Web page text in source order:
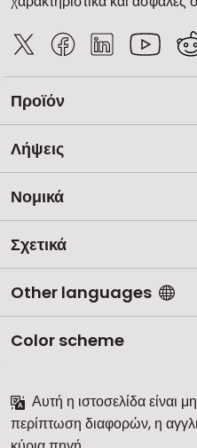
Προϊόν
Λήψεις
Νομικά
Σχετικά
Other languages
Color scheme
Αυτή η ιστοσελίδα είναι
περίπτωση διαφορών, η